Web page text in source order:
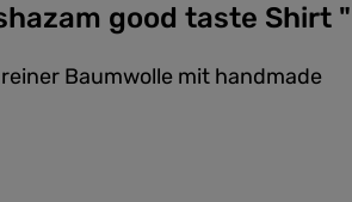
good taste Shirt "
Baumwolle mit handmade